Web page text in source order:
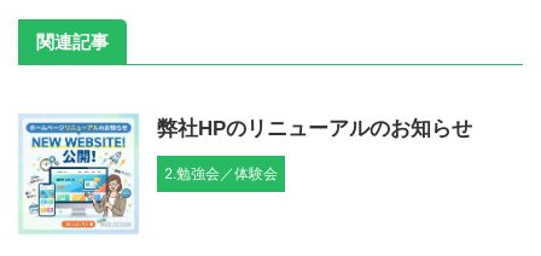
関連記事
弊社HPのリニューアルのお知らせ
2.勉強会／体験会